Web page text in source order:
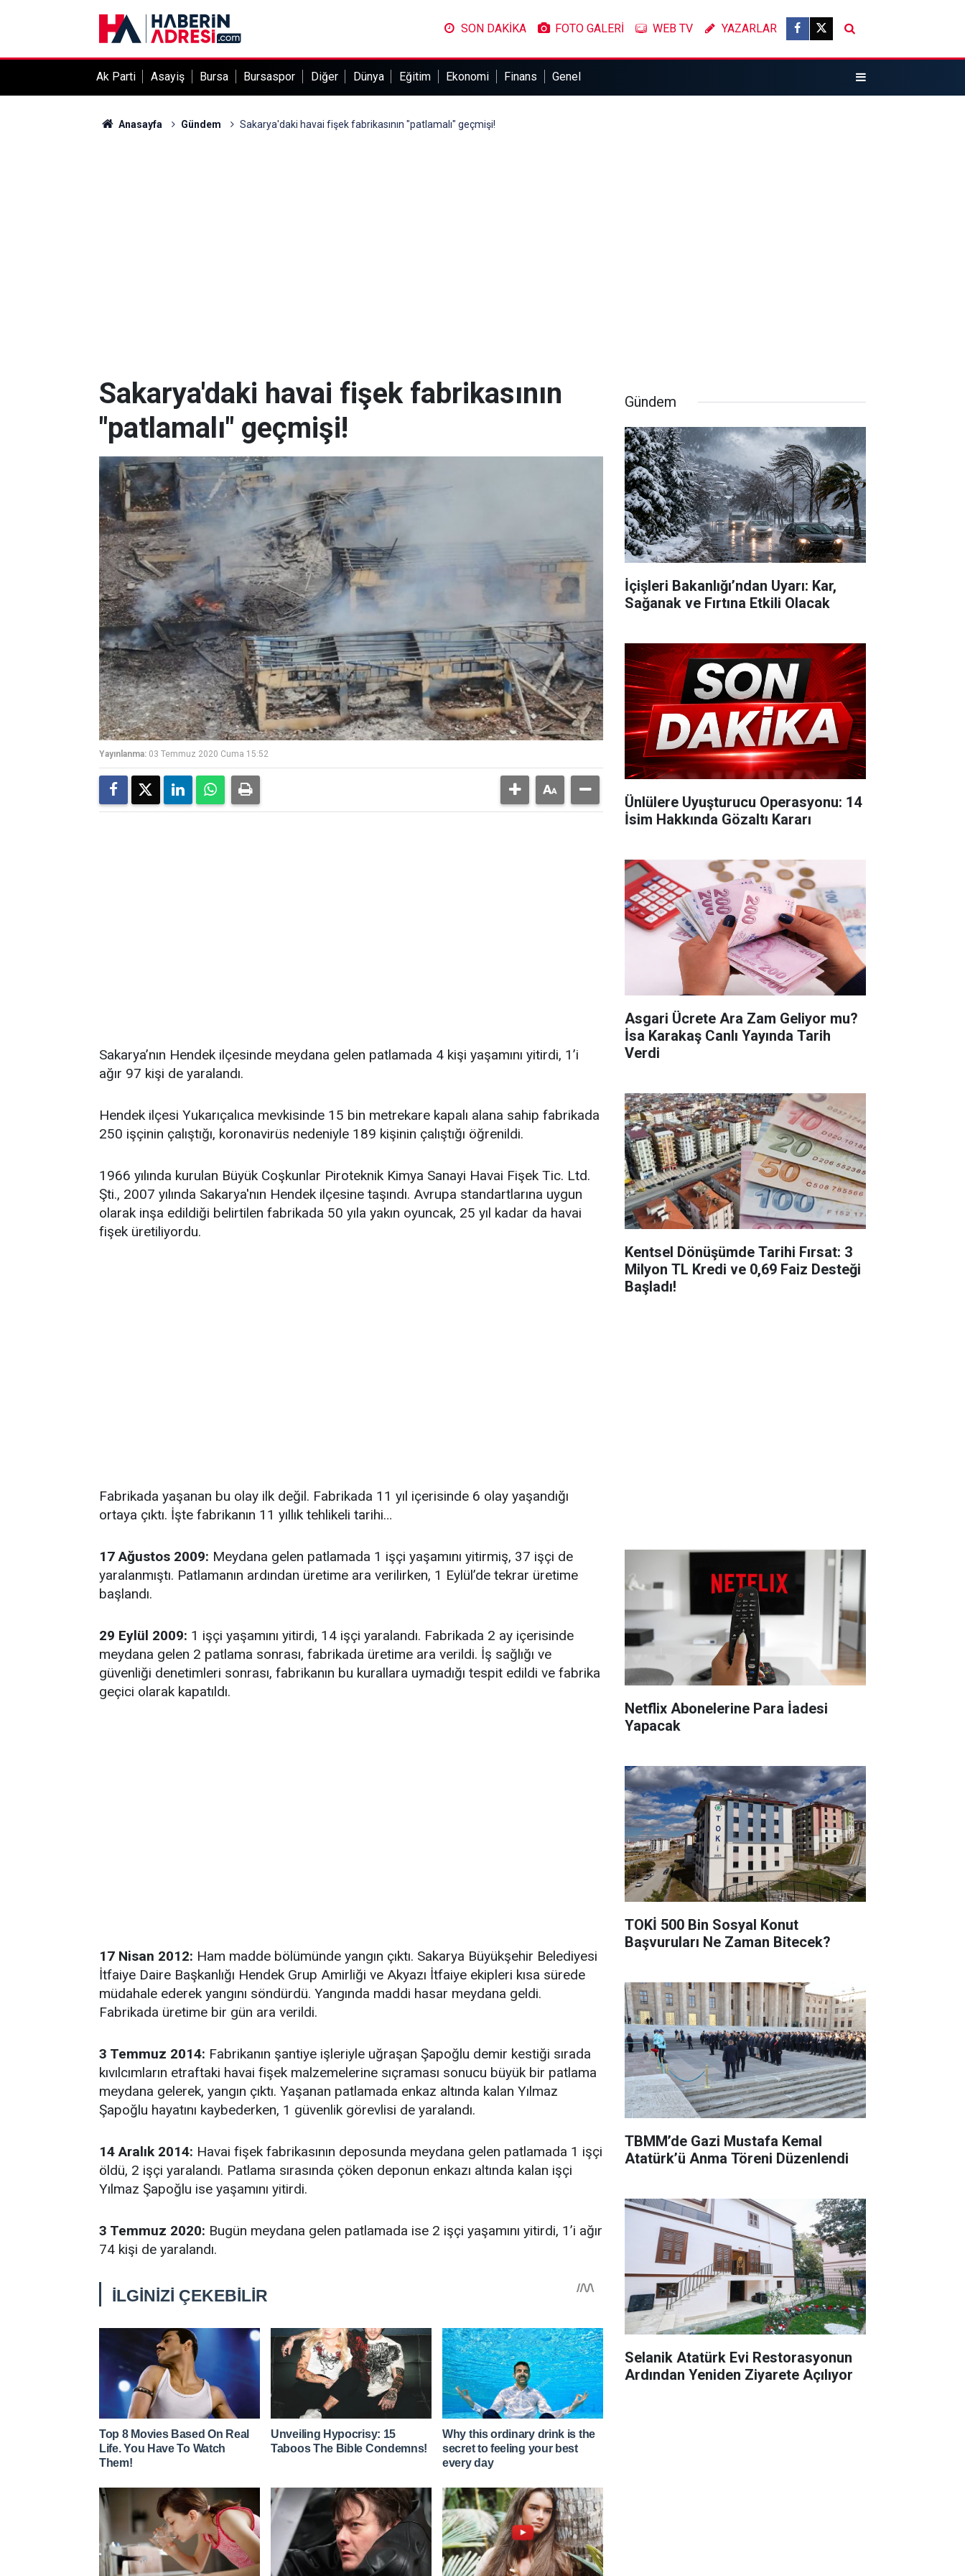
SON DAKİKA FOTO GALERİ WEB TV YAZARLAR
Ak Parti Asayiş Bursa Bursaspor Diğer Dünya Eğitim Ekonomi Finans Genel
Anasayfa Gündem Sakarya'daki havai fişek fabrikasının "patlamalı" geçmişi!
Sakarya'daki havai fişek fabrikasının
"patlamalı" geçmişi!
Yayınlanma: 03 Temmuz 2020 Cuma 15:52
Sakarya’nın Hendek ilçesinde meydana gelen patlamada 4 kişi yaşamını yitirdi, 1’i
ağır 97 kişi de yaralandı.
Hendek ilçesi Yukarıçalıca mevkisinde 15 bin metrekare kapalı alana sahip fabrikada
250 işçinin çalıştığı, koronavirüs nedeniyle 189 kişinin çalıştığı öğrenildi.
1966 yılında kurulan Büyük Coşkunlar Piroteknik Kimya Sanayi Havai Fişek Tic. Ltd.
Şti., 2007 yılında Sakarya'nın Hendek ilçesine taşındı. Avrupa standartlarına uygun
olarak inşa edildiği belirtilen fabrikada 50 yıla yakın oyuncak, 25 yıl kadar da havai
fişek üretiliyordu.
Fabrikada yaşanan bu olay ilk değil. Fabrikada 11 yıl içerisinde 6 olay yaşandığı
ortaya çıktı. İşte fabrikanın 11 yıllık tehlikeli tarihi…
17 Ağustos 2009: Meydana gelen patlamada 1 işçi yaşamını yitirmiş, 37 işçi de
yaralanmıştı. Patlamanın ardından üretime ara verilirken, 1 Eylül’de tekrar üretime
başlandı.
29 Eylül 2009: 1 işçi yaşamını yitirdi, 14 işçi yaralandı. Fabrikada 2 ay içerisinde
meydana gelen 2 patlama sonrası, fabrikada üretime ara verildi. İş sağlığı ve
güvenliği denetimleri sonrası, fabrikanın bu kurallara uymadığı tespit edildi ve fabrika
geçici olarak kapatıldı.
17 Nisan 2012: Ham madde bölümünde yangın çıktı. Sakarya Büyükşehir Belediyesi
İtfaiye Daire Başkanlığı Hendek Grup Amirliği ve Akyazı İtfaiye ekipleri kısa sürede
müdahale ederek yangını söndürdü. Yangında maddi hasar meydana geldi.
Fabrikada üretime bir gün ara verildi.
3 Temmuz 2014: Fabrikanın şantiye işleriyle uğraşan Şapoğlu demir kestiği sırada
kıvılcımların etraftaki havai fişek malzemelerine sıçraması sonucu büyük bir patlama
meydana gelerek, yangın çıktı. Yaşanan patlamada enkaz altında kalan Yılmaz
Şapoğlu hayatını kaybederken, 1 güvenlik görevlisi de yaralandı.
14 Aralık 2014: Havai fişek fabrikasının deposunda meydana gelen patlamada 1 işçi
öldü, 2 işçi yaralandı. Patlama sırasında çöken deponun enkazı altında kalan işçi
Yılmaz Şapoğlu ise yaşamını yitirdi.
3 Temmuz 2020: Bugün meydana gelen patlamada ise 2 işçi yaşamını yitirdi, 1’i ağır
74 kişi de yaralandı.
Gündem
İçişleri Bakanlığı’ndan Uyarı: Kar,
Sağanak ve Fırtına Etkili Olacak
Ünlülere Uyuşturucu Operasyonu: 14
İsim Hakkında Gözaltı Kararı
Asgari Ücrete Ara Zam Geliyor mu?
İsa Karakaş Canlı Yayında Tarih
Verdi
Kentsel Dönüşümde Tarihi Fırsat: 3
Milyon TL Kredi ve 0,69 Faiz Desteği
Başladı!
Netflix Abonelerine Para İadesi
Yapacak
TOKİ 500 Bin Sosyal Konut
Başvuruları Ne Zaman Bitecek?
TBMM’de Gazi Mustafa Kemal
Atatürk’ü Anma Töreni Düzenlendi
Selanik Atatürk Evi Restorasyonun
Ardından Yeniden Ziyarete Açılıyor